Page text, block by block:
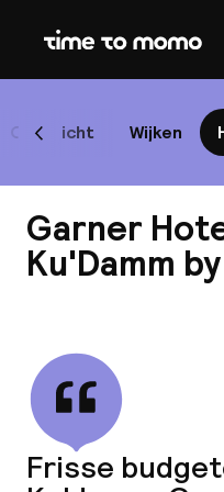
Home
Overzicht Wijken
Scroll naar links
Garner
Ku'Damm
Frisse